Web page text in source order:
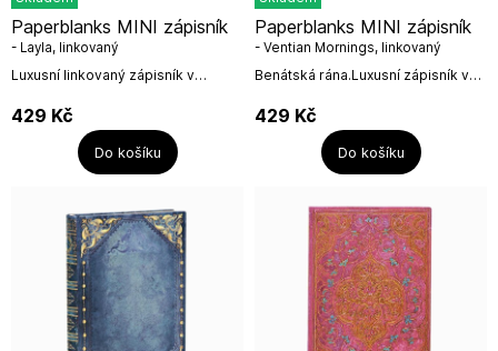
Luxusní linkovaný zápisník v
Paperblanks.Rozměr: 9,5 x 14 x 1,5
cmVelikost...
Paperblanks MINI zápisník
- Layla, linkovaný
429 Kč
Do košíku
Benátská rána.Luxusní zápisník v
Paperblanks.Velikost: MINIRozměr:
10 x 14 x 1,5...
Paperblanks MINI zápisník
- Ventian Mornings, linkovaný
429 Kč
Do košíku